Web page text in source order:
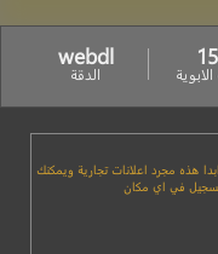
الابوية
webdl
الدقة
هذه مجرد اعلانات تجارية ويمكنك
في اي مكان